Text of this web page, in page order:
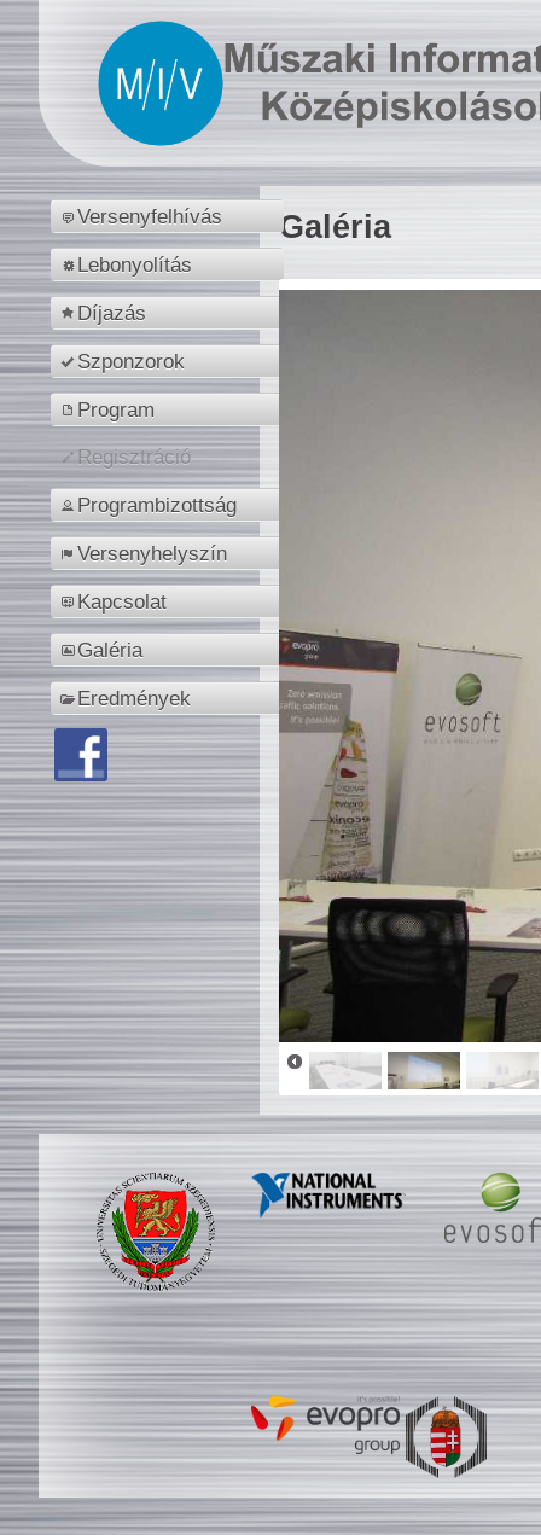
Versenyfelhívás
Lebonyolítás
Díjazás
Szponzorok
Program
Regisztráció
Programbizottság
Versenyhelyszín
Kapcsolat
Galéria
Eredmények
Galéria